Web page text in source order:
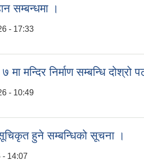
सम्बन्धमा ।
- 17:33
७ मा मन्दिर निर्माण सम्बन्धि
- 10:49
हुने सम्बन्धिको सूचना ।
- 14:07